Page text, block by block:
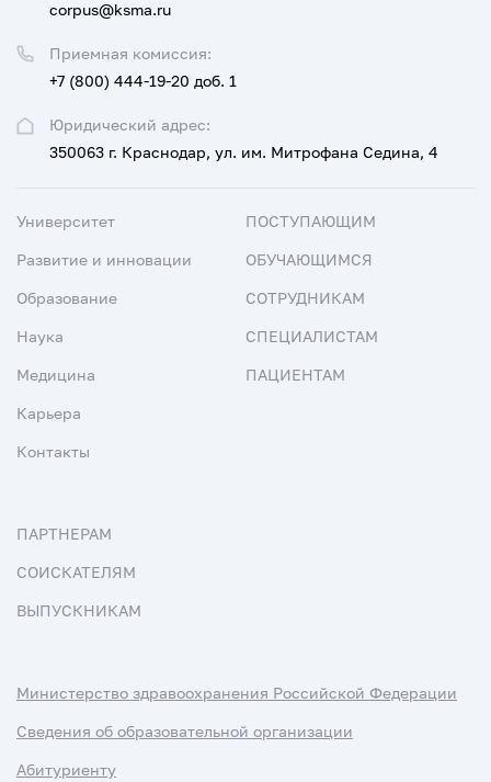
Юридический адрес:
350063 г. Краснодар, ул. им. Митрофана Седина, 4
Приемная комиссия:
+7 (800) 444-19-20 доб. 1
corpus@ksma.ru
Университет
Развитие и инновации
Образование
Наука
Медицина
Карьера
Контакты
ПОСТУПАЮЩИМ
ОБУЧАЮЩИМСЯ
СОТРУДНИКАМ
СПЕЦИАЛИСТАМ
ПАЦИЕНТАМ
ПАРТНЕРАМ
СОИСКАТЕЛЯМ
ВЫПУСКНИКАМ
Министерство здравоохранения Российской Федерации
Сведения об образовательной организации
Абитуриенту